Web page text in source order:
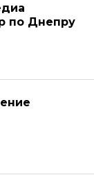
по Днепру